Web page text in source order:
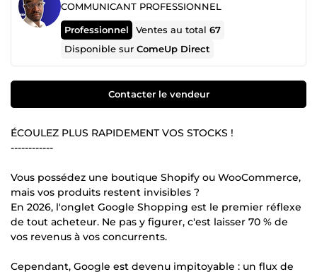
COMMUNICANT PROFESSIONNEL
Professionnel Ventes au total67
Disponible surComeUp Direct
Contacter le vendeur
ÉCOULEZ PLUS RAPIDEMENT VOS STOCKS !
------------
Vous possédez une boutique Shopify ou WooCommerce,
mais vos produits restent invisibles ?
En 2026, l'onglet Google Shopping est le premier réflexe
de tout acheteur. Ne pas y figurer, c'est laisser 70 % de
vos revenus à vos concurrents.
Cependant, Google est devenu impitoyable : un flux de